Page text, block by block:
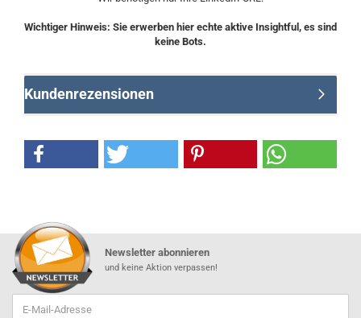
Wichtiger Hinweis: Sie erwerben hier echte aktive Insightful, es sind
keine Bots.
Kundenrezensionen
Newsletter abonnieren
und keine Aktion verpassen!